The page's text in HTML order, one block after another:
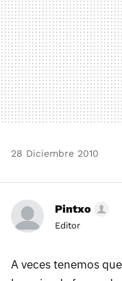
28 Diciembre 2010
Pintxo
Editor
A veces tenemos